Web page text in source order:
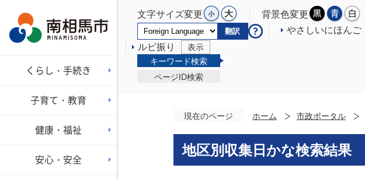
文字サイズ変更 背景色変更
翻訳 やさしいにほんご
ルビ振り
表示
キーワード検索
ページID検索
くらし・手続き
子育て・教育
健康・福祉
安心・安全
現在のページ ホーム 市政ポータル
地区別収集日かな検索結果